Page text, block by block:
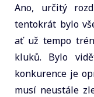
Ano, určitý
tentokrát bylo
ať už tempo
kluků. Bylo
konkurence je
musí neustále